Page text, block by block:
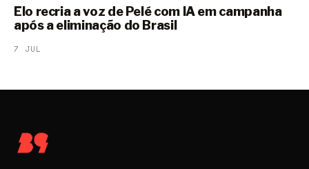
Elo recria a voz de Pelé com IA em campanha
após a eliminação do Brasil
7 JUL